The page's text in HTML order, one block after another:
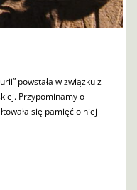
powstała w związku z
Przypominamy o
się pamięć o niej